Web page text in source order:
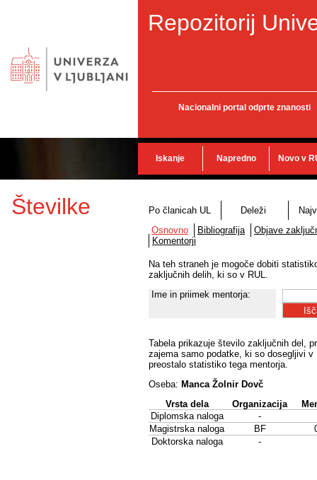
Repozitorij
Nacionalni portal odprte znanosti
Iskanje Napredno Novo v
Številke Po članicah UL Deleži
Osnovno
Bibliografija
Objave
Komentorji
Na teh straneh je mogoče dobiti
zaključnih delih, ki so v RUL.
Ime in priimek mentorja:
Tabela prikazuje število zaključnih del,
zajema samo podatke, ki so dosegljivi
preostalo statistiko tega mentorja.
Oseba: Manca Žolnir Dovč
Vrsta dela
Organizacija
Diplomska naloga
-
Magistrska naloga
BF
Doktorska naloga
-